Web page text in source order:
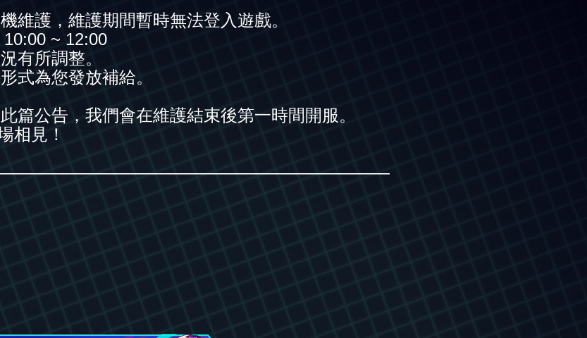
維護，維護期間暫時無法登入遊戲。
~ 12:00
有所調整。
式為您發放補給。
篇公告，我們會在維護結束後第一時間開服。
相見！